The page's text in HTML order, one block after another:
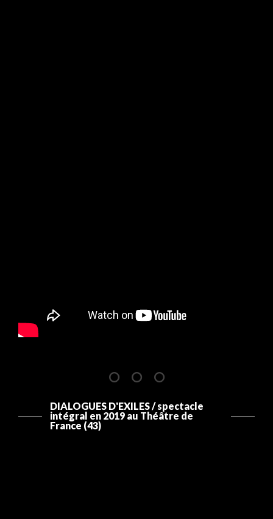
DIALOGUES D'EXILES / spectacle
intégral en 2019 au Théâtre de
France (43)